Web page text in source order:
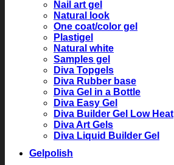
Nail art gel
Natural look
One coat/color gel
Plastigel
Natural white
Samples gel
Diva Topgels
Diva Rubber base
Diva Gel in a Bottle
Diva Easy Gel
Diva Builder Gel Low Heat
Diva Art Gels
Diva Liquid Builder Gel
Gelpolish